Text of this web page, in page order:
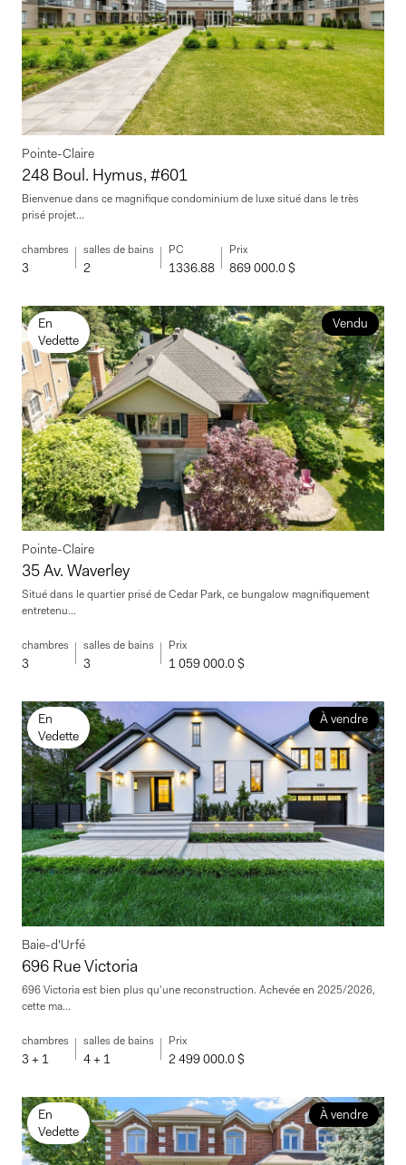
Pointe-Claire
248 Boul. Hymus, #601
Bienvenue dans ce magnifique condominium de luxe situé dans le très
prisé projet...
chambres
3
salles de bains
2
PC
1336.88
Prix
869 000.0 $
Vendu
En
Vedette
Pointe-Claire
35 Av. Waverley
Situé dans le quartier prisé de Cedar Park, ce bungalow magnifiquement
entretenu...
chambres
3
salles de bains
3
Prix
1 059 000.0 $
À vendre
En
Vedette
Baie-d'Urfé
696 Rue Victoria
696 Victoria est bien plus qu'une reconstruction. Achevée en 2025/2026,
cette ma...
chambres
3 + 1
salles de bains
4 + 1
Prix
2 499 000.0 $
À vendre
En
Vedette